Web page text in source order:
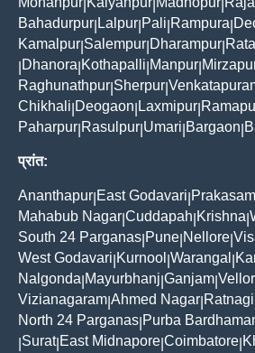
Bahadurpur Lalpur Pali Rampura
Kamalpur Salempur Dharampur
Dhanora Kothapalli Manpur
Raghunathpur Sherpur
Chikhali Deogaon Laxmipur
Paharpur Rasulpur Umari Bargaon
प्रांत:
Ananthapur East Godavari Prakasam
Mahabub Nagar Cuddapah Krishna
South 24 Parganas Pune Nellore
West Godavari Kurnool Warangal
Nalgonda Mayurbhanj Ganjam
Vizianagaram Ahmed Nagar
North 24 Parganas Purba
Surat| East Midnapore Coimbatore